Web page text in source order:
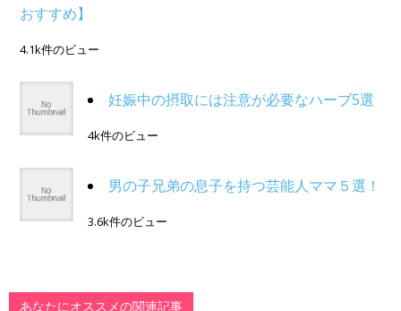
おすすめ】
4.1k件のビュー
妊娠中の摂取には注意が必要なハーブ5選
4k件のビュー
男の子兄弟の息子を持つ芸能人ママ５選！
3.6k件のビュー
あなたにオススメの関連記事